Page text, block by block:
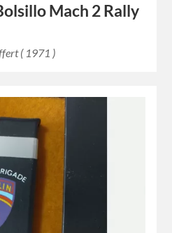
Mach 2 Rally
( 1971 )